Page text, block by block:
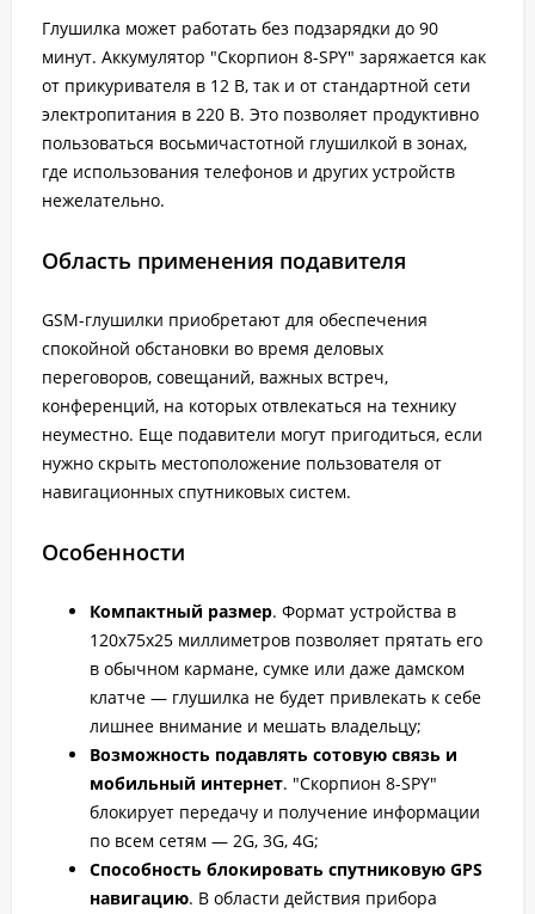
Глушилка может работать без подзарядки до 90
минут. Аккумулятор "Скорпион 8-SPY" заряжается как
от прикуривателя в 12 В, так и от стандартной сети
электропитания в 220 В. Это позволяет продуктивно
пользоваться восьмичастотной глушилкой в зонах,
где использования телефонов и других устройств
нежелательно.
Область применения подавителя
GSM-глушилки приобретают для обеспечения
спокойной обстановки во время деловых
переговоров, совещаний, важных встреч,
конференций, на которых отвлекаться на технику
неуместно. Еще подавители могут пригодиться, если
нужно скрыть местоположение пользователя от
навигационных спутниковых систем.
Особенности
Компактный размер. Формат устройства в
120x75x25 миллиметров позволяет прятать его
в обычном кармане, сумке или даже дамском
клатче — глушилка не будет привлекать к себе
лишнее внимание и мешать владельцу;
Возможность подавлять сотовую связь и
мобильный интернет. "Скорпион 8-SPY"
блокирует передачу и получение информации
по всем сетям — 2G, 3G, 4G;
Способность блокировать спутниковую GPS
навигацию. В области действия прибора